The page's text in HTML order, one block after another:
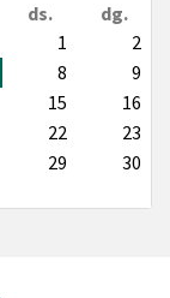
ds.
dg.
1
2
8
9
15
16
22
23
29
30